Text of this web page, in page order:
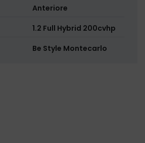
Anteriore
1.2 Full Hybrid 200cvhp
Be Style Montecarlo